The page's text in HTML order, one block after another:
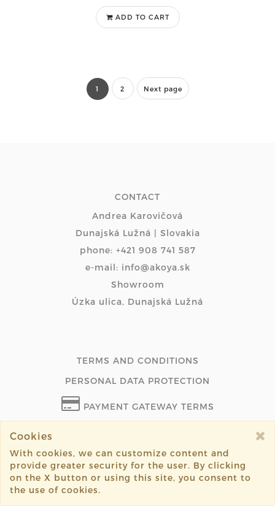
ADD TO CART
1 2 Next page
CONTACT
Andrea Karovičová
Dunajská Lužná | Slovakia
phone: +421 908 741 587
e-mail: info@akoya.sk
Showroom
Úzka ulica, Dunajská Lužná
TERMS AND CONDITIONS
PERSONAL DATA PROTECTION
PAYMENT GATEWAY TERMS
©2026 akoya.sk all rights reserved.
Cookies
With cookies, we can customize content and
provide greater security for the user. By clicking
on the X button or using this site, you consent to
the use of cookies.